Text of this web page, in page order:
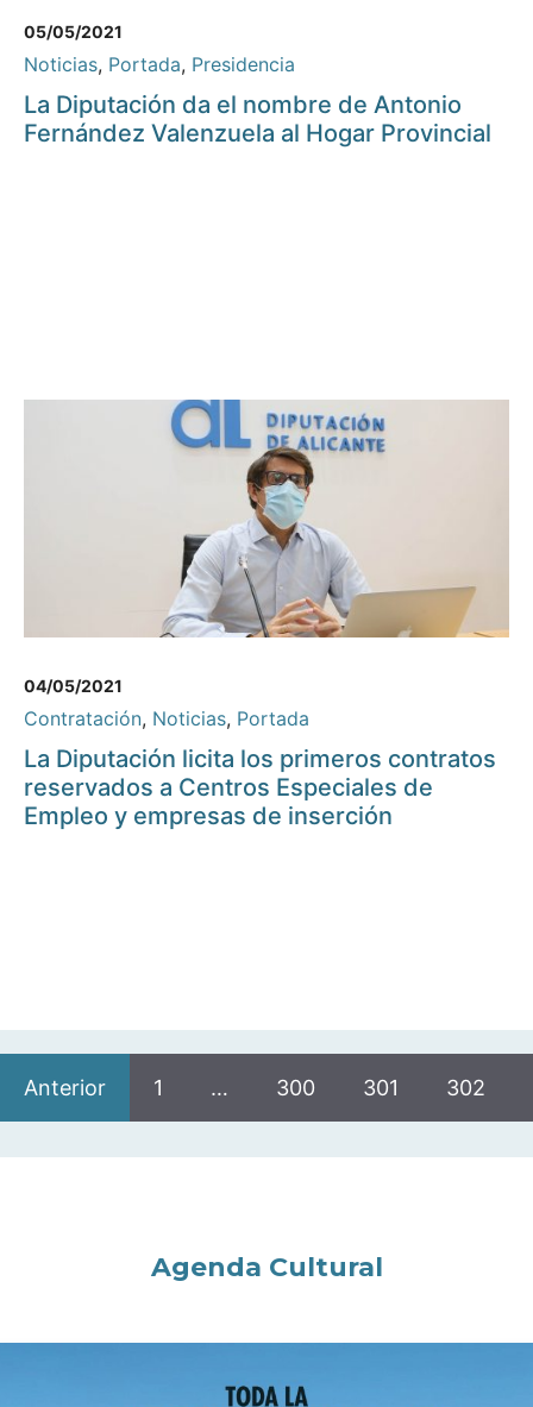
05/05/2021
Noticias, Portada, Presidencia
La Diputación da el nombre de Antonio
Fernández Valenzuela al Hogar Provincial
04/05/2021
Contratación, Noticias, Portada
La Diputación licita los primeros contratos
reservados a Centros Especiales de
Empleo y empresas de inserción
Anterior 1 … 300 301 302
Agenda Cultural